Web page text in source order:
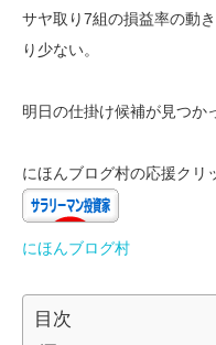
サヤ取り7組の損益率の動
り少ない。
明日の仕掛け候補が見つか
にほんブログ村の応援クリ
にほんブログ村
目次